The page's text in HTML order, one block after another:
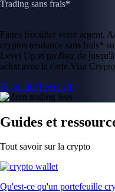
Trading sans frais*
Faites fructifier votre argent.
cryptos tendance sans frais*
Level Up et profitez de
achat avec la carte Visa
Rejoindre Level Up
Guides et
Tout savoir sur la crypto
Qu'est-ce qu'un portefeuille